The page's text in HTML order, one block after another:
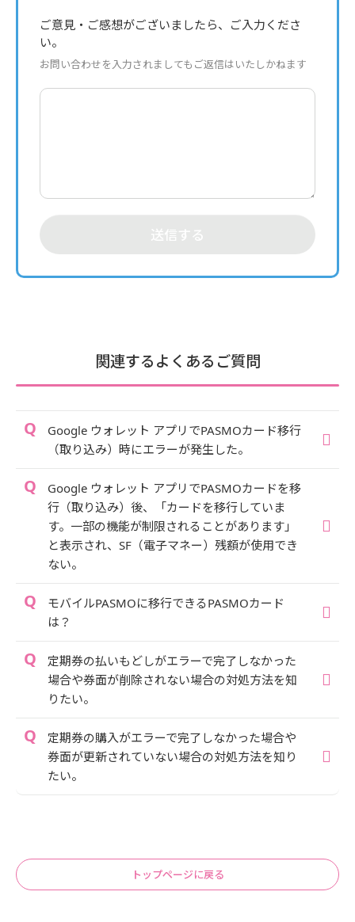
ご意見・ご感想がございましたら、ご入力くださ
い。
お問い合わせを入力されましてもご返信はいたしかねます
送信する
関連するよくあるご質問
Google ウォレット アプリでPASMOカード移行
（取り込み）時にエラーが発生した。
Google ウォレット アプリでPASMOカードを移
行（取り込み）後、「カードを移行していま
す。一部の機能が制限されることがあります」
と表示され、SF（電子マネー）残額が使用でき
ない。
モバイルPASMOに移行できるPASMOカード
は？
定期券の払いもどしがエラーで完了しなかった
場合や券面が削除されない場合の対処方法を知
りたい。
定期券の購入がエラーで完了しなかった場合や
券面が更新されていない場合の対処方法を知り
たい。
トップページに戻る